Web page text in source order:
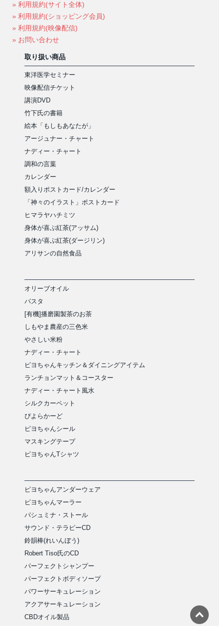
» 利用規約(サイト全体)
» 利用規約(ショッピング会員)
» 利用規約(映像配信)
» お問い合わせ
取り扱い商品
東洋医学セミナー
映像配信チケット
講演DVD
竹下氏の書籍
絵本「もしもあなたが」
アージュナー・チャート
ナディー・チャート
調和の言葉
カレンダー
額入りポストカード/カレンダー
「神々のイラスト」ポストカード
ヒマラヤハチミツ
身体が喜ぶ紅茶(アッサム)
身体が喜ぶ紅茶(ダージリン)
アリサンの自然食品
オリーブオイル
パスタ
[有機]播磨園製茶のお茶
しもやま農産の三色米
やさしい米粉
ナディー・チャート
ピヨちゃんキッチン＆ダイニングアイテム
ランチョンマット＆コースター
ナディー・チャート風水
シルクカーペット
ぴよらかーど
ピヨちゃんシール
マスキングテープ
ピヨちゃんTシャツ
ピヨちゃんアンダーウェア
ピヨちゃんマーラー
パシュミナ・ストール
サウンド・テラピーCD
鈴韻棒(れいんぼう)
Robert Tiso氏のCD
パーフェクトシャンプー
パーフェクトボディソープ
パワーサーキュレーション
アクアサーキュレーション
CBDオイル製品